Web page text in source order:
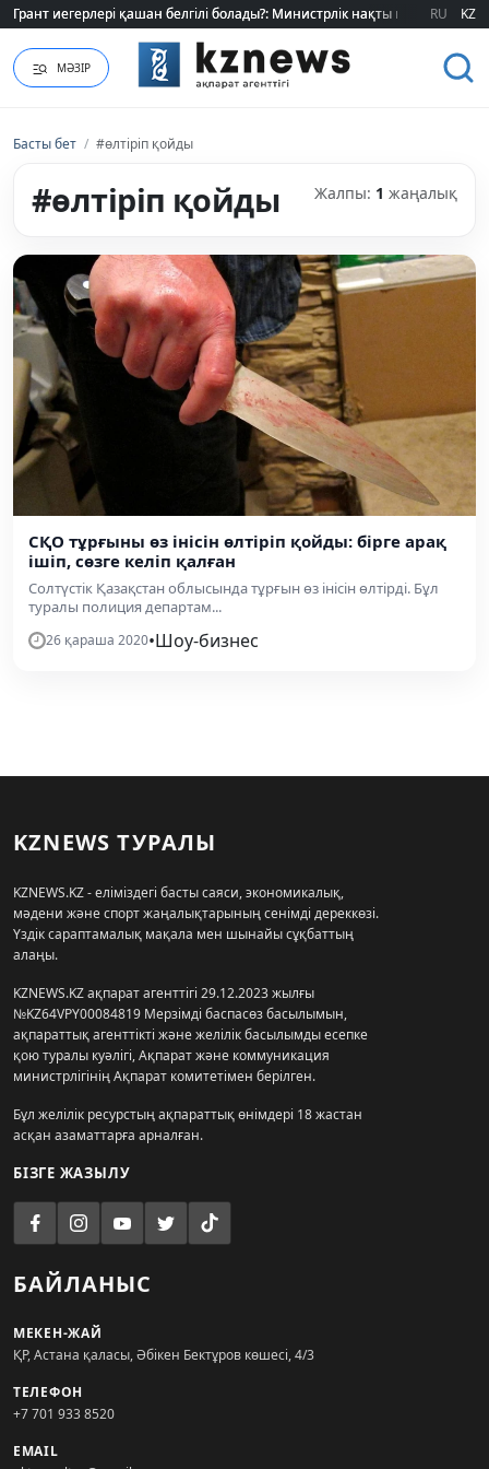
Грант иегерлері қашан белгілі болады?: Министрлік нақты мерзімді
Грант иегерлері қашан белгілі болады?: Министрлік нақты мерзімді
RU KZ
МӘЗІР
Басты бет / #өлтіріп қойды
#өлтіріп қойды Жалпы: 1 жаңалық
СҚО тұрғыны өз інісін өлтіріп қойды: бірге арақ
ішіп, сөзге келіп қалған
Солтүстік Қазақстан облысында тұрғын өз інісін өлтірді. Бұл
туралы полиция департам...
26 қараша 2020•Шоу-бизнес
KZNEWS ТУРАЛЫ
KZNEWS.KZ - еліміздегі басты саяси, экономикалық,
мәдени және спорт жаңалықтарының сенімді дереккөзі.
Үздік сараптамалық мақала мен шынайы сұқбаттың
алаңы.
KZNEWS.KZ ақпарат агенттігі 29.12.2023 жылғы
№KZ64VPY00084819 Мерзімді баспасөз басылымын,
ақпараттық агенттікті және желілік басылымды есепке
қою туралы куәлігі, Ақпарат және коммуникация
министрлігінің Ақпарат комитетімен берілген.
Бұл желілік ресурстың ақпараттық өнімдері 18 жастан
асқан азаматтарға арналған.
БІЗГЕ ЖАЗЫЛУ
БАЙЛАНЫС
МЕКЕН-ЖАЙ
ҚР, Астана қаласы, Әбікен Бектұров көшесі, 4/3
ТЕЛЕФОН
+7 701 933 8520
EMAIL